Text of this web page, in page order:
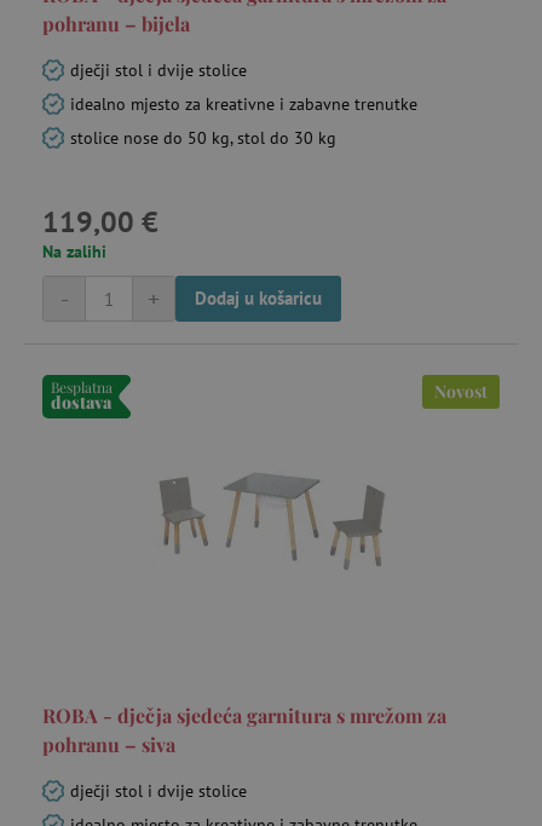
pohranu – bijela
dječji stol i dvije stolice
idealno mjesto za kreativne i zabavne trenutke
stolice nose do 50 kg, stol do 30 kg
119,00 €
Na zalihi
+
- Dodaj u košaricu
Besplatna
dostava Novost
ROBA - dječja sjedeća garnitura s mrežom za
pohranu – siva
dječji stol i dvije stolice